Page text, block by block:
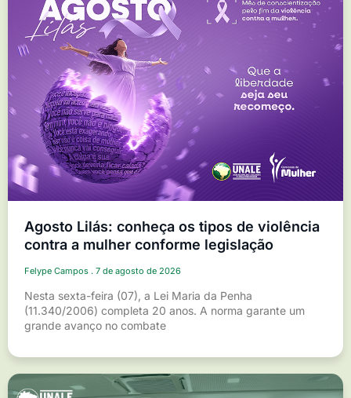
Agosto Lilás: conheça os tipos de violência
contra a mulher conforme legislação
Felype Campos 7 de agosto de 2026
Nesta sexta-feira (07), a Lei Maria da Penha
(11.340/2006) completa 20 anos. A norma garante um
grande avanço no combate